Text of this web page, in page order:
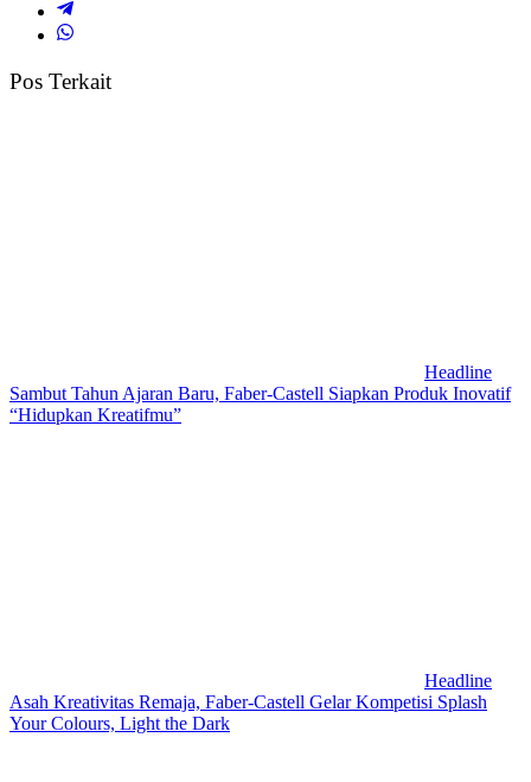
Pos Terkait
Headline
Sambut Tahun Ajaran Baru, Faber-Castell Siapkan Produk Inovatif
“Hidupkan Kreatifmu”
Headline
Asah Kreativitas Remaja, Faber-Castell Gelar Kompetisi Splash
Your Colours, Light the Dark